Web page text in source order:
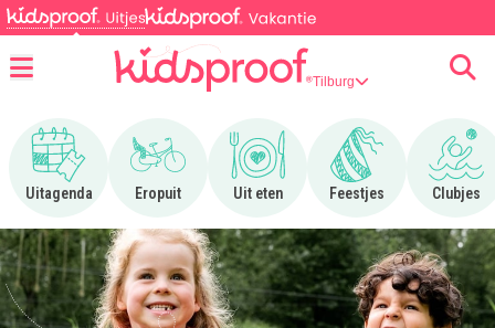
Tilburg
Uitagenda
Ga naar Uitagenda
Eropuit
Ga naar Eropuit
Uit eten
Ga naar Uit eten
Feestjes
Ga naar Feestjes
Clubjes
Ga